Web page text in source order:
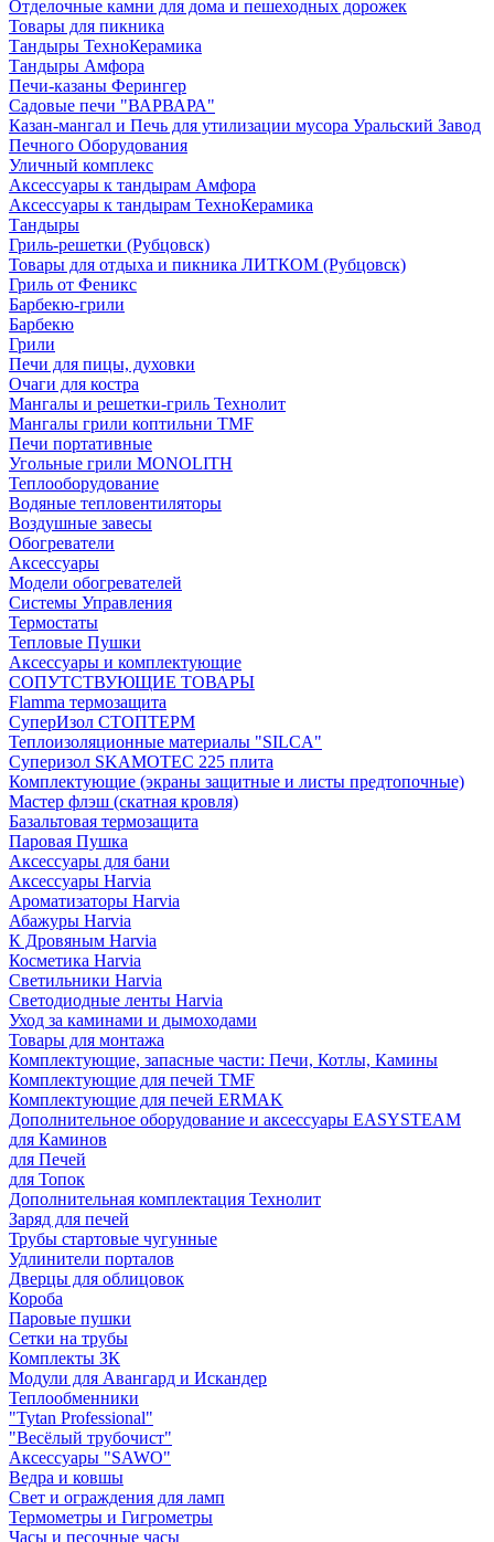
Отделочные камни для дома и пешеходных дорожек
Товары для пикника
Тандыры ТехноКерамика
Тандыры Амфора
Печи-казаны Ферингер
Садовые печи "ВАРВАРА"
Казан-мангал и Печь для утилизации мусора Уральский Завод
Печного Оборудования
Уличный комплекс
Аксессуары к тандырам Амфора
Аксессуары к тандырам ТехноКерамика
Тандыры
Гриль-решетки (Рубцовск)
Товары для отдыха и пикника ЛИТКОМ (Рубцовск)
Гриль от Феникс
Барбекю-грили
Барбекю
Грили
Печи для пицы, духовки
Очаги для костра
Мангалы и решетки-гриль Технолит
Мангалы грили коптильни TMF
Печи портативные
Угольные грили MONOLITH
Теплооборудование
Водяные тепловентиляторы
Воздушные завесы
Обогреватели
Аксессуары
Модели обогревателей
Системы Управления
Термостаты
Тепловые Пушки
Аксессуары и комплектующие
СОПУТСТВУЮЩИЕ ТОВАРЫ
Flamma термозащита
СуперИзол СТОПТЕРМ
Теплоизоляционные материалы "SILCA"
Суперизол SKAMOTEC 225 плита
Комплектующие (экраны защитные и листы предтопочные)
Мастер флэш (скатная кровля)
Базальтовая термозащита
Паровая Пушка
Аксессуары для бани
Аксессуары Harvia
Ароматизаторы Harvia
Абажуры Harvia
К Дровяным Harvia
Косметика Harvia
Светильники Harvia
Светодиодные ленты Harvia
Уход за каминами и дымоходами
Товары для монтажа
Комплектующие, запасные части: Печи, Котлы, Камины
Комплектующие для печей TMF
Комплектующие для печей ERMAK
Дополнительное оборудование и аксессуары EASYSTEAM
для Каминов
для Печей
для Топок
Дополнительная комплектация Технолит
Заряд для печей
Трубы стартовые чугунные
Удлинители порталов
Дверцы для облицовок
Короба
Паровые пушки
Сетки на трубы
Комплекты ЗК
Модули для Авангард и Искандер
Теплообменники
"Tytan Professional"
"Весёлый трубочист"
Аксессуары "SAWO"
Ведра и ковшы
Свет и ограждения для ламп
Термометры и Гигрометры
Часы и песочные часы